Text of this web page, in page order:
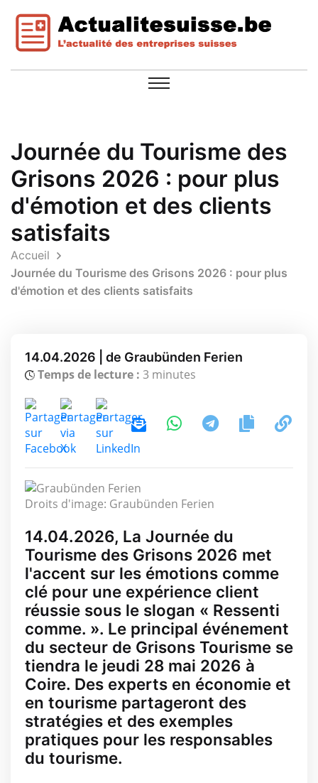
Journée du Tourisme des
Grisons 2026 : pour plus
d'émotion et des clients
satisfaits
Accueil
Journée du Tourisme des Grisons 2026 : pour plus
d'émotion et des clients satisfaits
14.04.2026 | de Graubünden Ferien
Temps de lecture : 3 minutes
Droits d'image: Graubünden Ferien
14.04.2026, La Journée du
Tourisme des Grisons 2026 met
l'accent sur les émotions comme
clé pour une expérience client
réussie sous le slogan « Ressenti
comme. ». Le principal événement
du secteur de Grisons Tourisme se
tiendra le jeudi 28 mai 2026 à
Coire. Des experts en économie et
en tourisme partageront des
stratégies et des exemples
pratiques pour les responsables
du tourisme.